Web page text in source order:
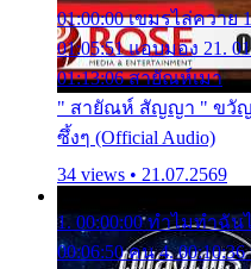
01:00:00 เขมรไล่ควาย
01:05:51 แอบมอง 21.
01:13:06 สายัณห์เมา
" สายัณห์ สัญญา " ขวัญ
ซึ้งๆ (Official Audio)
34 views • 21.07.2569
1. 00:00:00 ทำไมทำฉัน
00:06:50 คน 4.